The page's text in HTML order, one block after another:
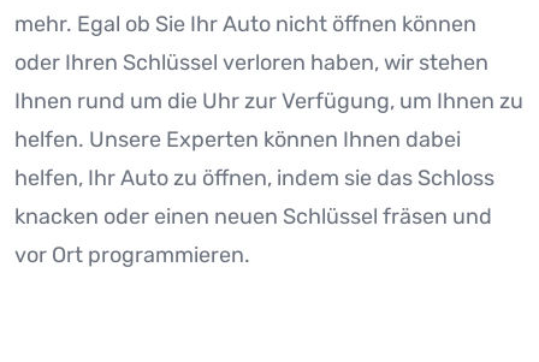
mehr. Egal ob Sie Ihr Auto nicht öffnen können
oder Ihren Schlüssel verloren haben, wir stehen
Ihnen rund um die Uhr zur Verfügung, um Ihnen zu
helfen. Unsere Experten können Ihnen dabei
helfen, Ihr Auto zu öffnen, indem sie das Schloss
knacken oder einen neuen Schlüssel fräsen und
vor Ort programmieren.